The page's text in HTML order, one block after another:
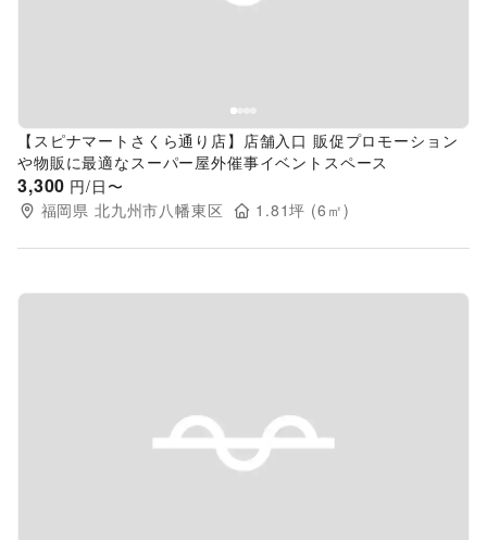
【スピナマートさくら通り店】店舗入口 販促プロモーション
や物販に最適なスーパー屋外催事イベントスペース
3,300 円/日〜
福岡県 北九州市八幡東区 1.81坪 (6 ㎡)
Previous slide